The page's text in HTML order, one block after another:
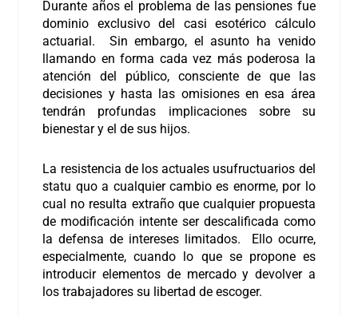
Durante años el problema de las pensiones fue
dominio exclusivo del casi esotérico cálculo
actuarial. Sin embargo, el asunto ha venido
llamando en forma cada vez más poderosa la
atención del público, consciente de que las
decisiones y hasta las omisiones en esa área
tendrán profundas implicaciones sobre su
bienestar y el de sus hijos.
La resistencia de los actuales usufructuarios del
statu quo a cualquier cambio es enorme, por lo
cual no resulta extraño que cualquier propuesta
de modificación intente ser descalificada como
la defensa de intereses limitados. Ello ocurre,
especialmente, cuando lo que se propone es
introducir elementos de mercado y devolver a
los trabajadores su libertad de escoger.